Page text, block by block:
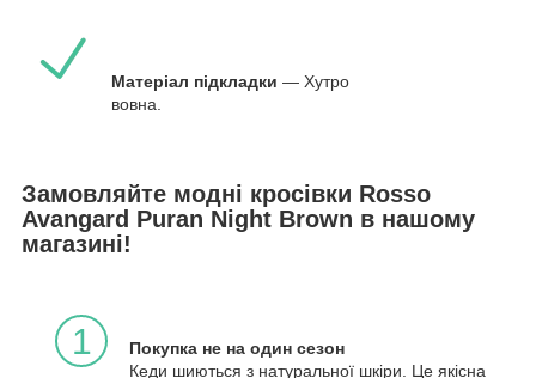
Матеріал підкладки — Хутро
вовна.
Замовляйте модні кросівки Rosso
Avangard Puran Night Brown в нашому
магазині!
1
Покупка не на один сезон
Кеди шиються з натуральної шкіри. Це якісна